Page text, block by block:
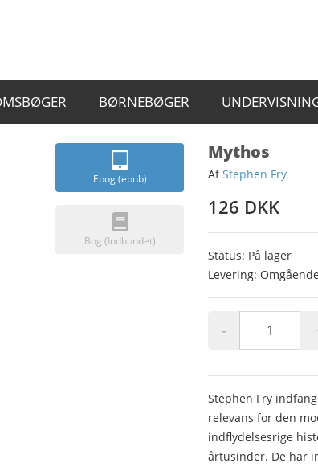
BØRNEBØGER
Ebog (epub)
Bog (Indbundet)
Mythos
AfStephen Fry
126 DKK
Status: På lager
Levering:
-
Stephen Fry
relevans for den
indflydelsesrige
årtusinder. De har